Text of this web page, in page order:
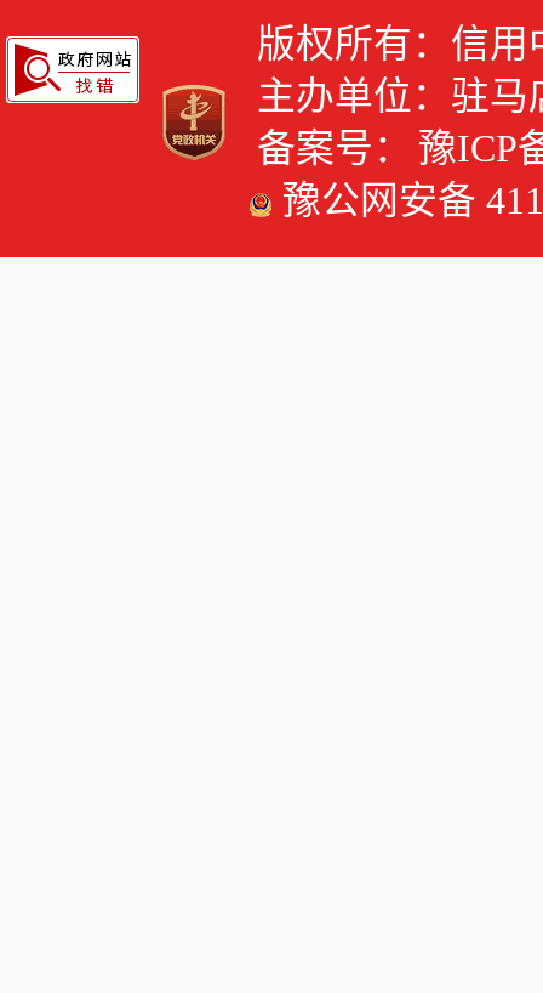
版权所有：信
主办单位：驻
备案号：
豫ICP
豫公网安备